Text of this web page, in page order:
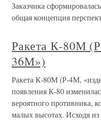
Заказчика
общая концепция
Ракета К-80М
36М»)
Ракета К-80М (Р-4М,
появления К-80
вероятного противника,
малых высотах. Исходя